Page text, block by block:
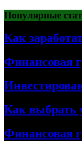
Перейти
к
содержимому
Популярные
Как
Финансовая
Как выбрать
Финансовая